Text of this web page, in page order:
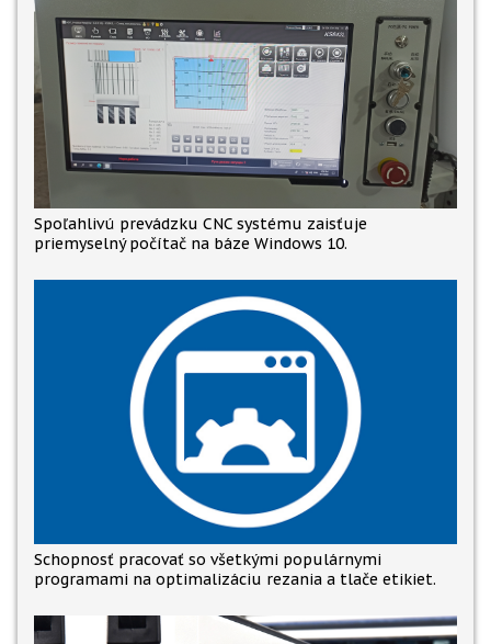
Spoľahlivú prevádzku CNC systému zaisťuje
priemyselný počítač na báze Windows 10.
Schopnosť pracovať so všetkými populárnymi
programami na optimalizáciu rezania a tlače etikiet.